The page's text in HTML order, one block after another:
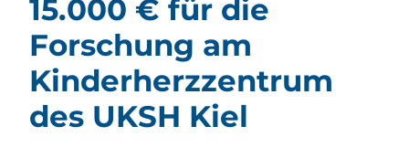
15.000 € für die
Forschung am
Kinderherzzentrum
des UKSH Kiel